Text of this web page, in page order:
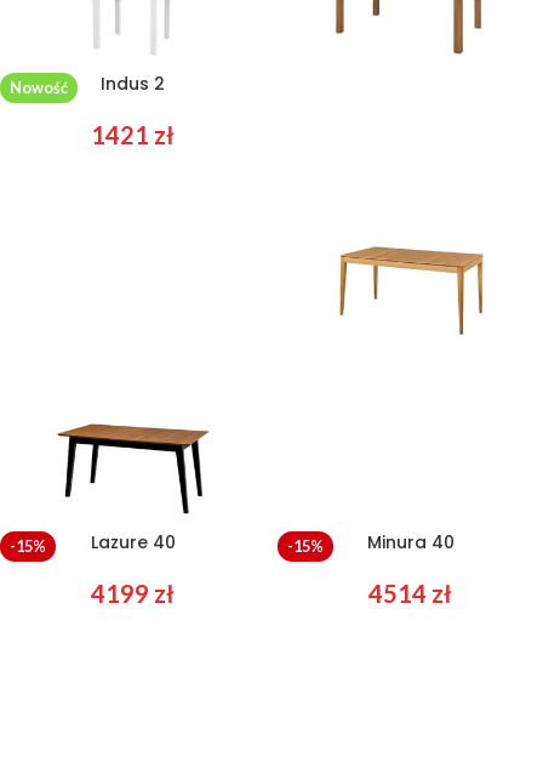
Indus 2
1421 zł
Nowość
Lazure 40
4199 zł
Minura 40
4514 zł
-15% -15%